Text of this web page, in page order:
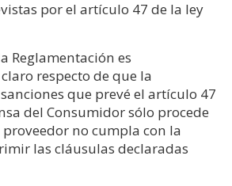
por el artículo 47 de la ley
Reglamentación es
respecto de que la
que prevé el artículo 47
del Consumidor sólo procede
proveedor no cumpla con la
las cláusulas declaradas